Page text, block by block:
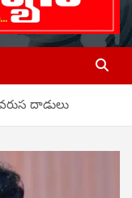
దాడులు